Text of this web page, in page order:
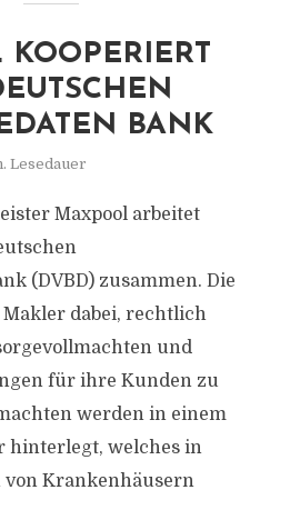
BANK
Lesedauer
Maxpool arbeitet
(DVBD) zusammen. Die
dabei, rechtlich
und
für ihre Kunden zu
werden in einem
hinterlegt, welches in
Krankenhäusern